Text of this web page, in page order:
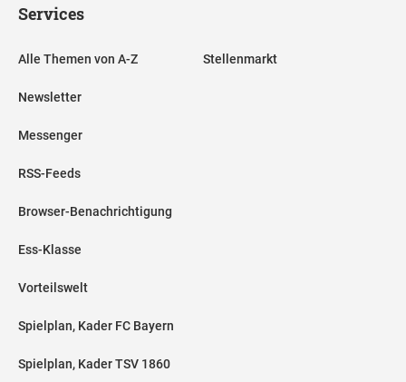
Services
Alle Themen von A-Z
Newsletter
Messenger
RSS-Feeds
Browser-Benachrichtigung
Ess-Klasse
Vorteilswelt
Spielplan, Kader FC Bayern
Spielplan, Kader TSV 1860
Stellenmarkt